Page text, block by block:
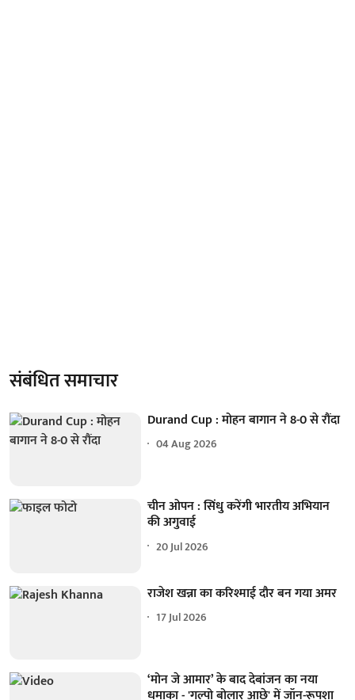
संबंधित समाचार
Durand Cup : मोहन बागान ने 8-0 से रौंदा
04 Aug 2026
चीन ओपन : सिंधु करेंगी भारतीय अभियान
की अगुवाई
20 Jul 2026
राजेश खन्ना का करिश्माई दौर बन गया अमर
17 Jul 2026
‘मोन जे आमार’ के बाद देबांजन का नया